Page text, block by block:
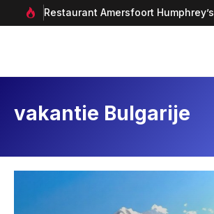
naar
Restaurant Amersfoort Humphrey’s
vakantie Bulgarije